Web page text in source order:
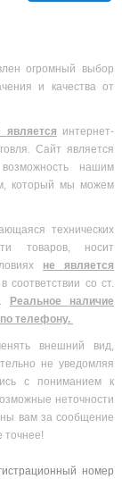
огромный выбор
и качества от
является интернет-
Сайт является
нашим
который мы можем
технических
товаров, носит
не является
соответствии со ст.
Реальное наличие
телефону.
внешний вид,
не уведомляя
с пониманием к
неточности
вам за сообщение
точнее!
номер